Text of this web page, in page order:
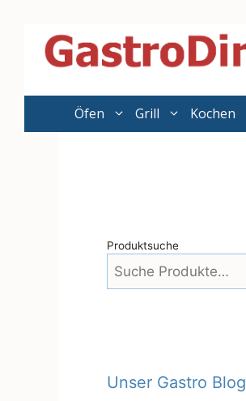
Zum
Inhalt
Öfen Grill Kochen
Produktsuche
Unser Gastro Blog